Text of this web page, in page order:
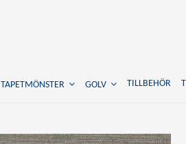
TAPETMÖNSTER GOLV TILLBEHÖR